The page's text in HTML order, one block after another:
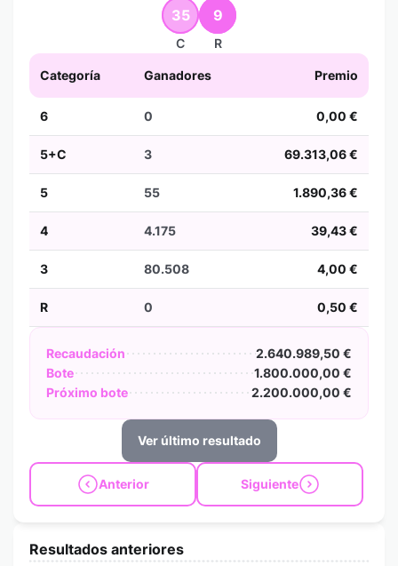
35
C
9
R
Categoría Ganadores Premio
6 0 0,00 €
5+C 3 69.313,06 €
5 55 1.890,36 €
4 4.175 39,43 €
3 80.508 4,00 €
R 0 0,50 €
Recaudación
2.640.989,50 €
Bote
1.800.000,00 €
Próximo bote
2.200.000,00 €
Ver último resultado
Anterior Siguiente
Resultados anteriores